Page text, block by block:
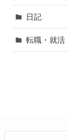
日記
転職・就活